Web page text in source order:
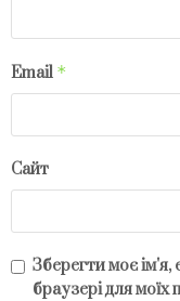
Email *
Сайт
Зберегти моє ім'я,
браузері для моїх